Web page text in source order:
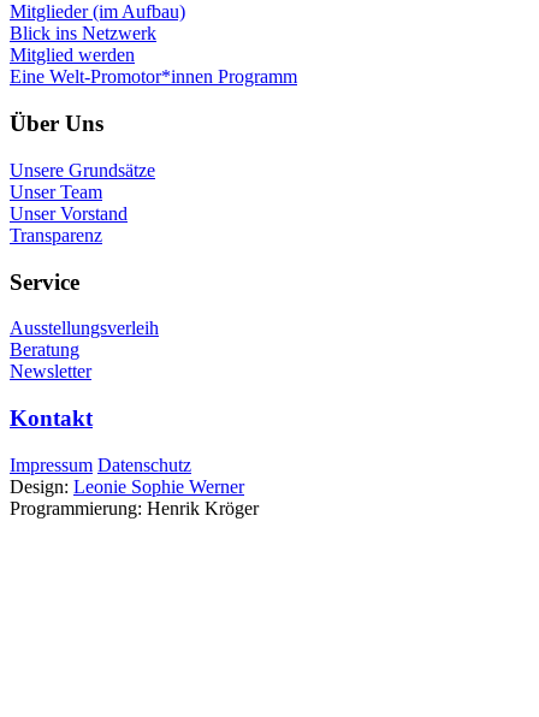
Mitglieder (im Aufbau)
Blick ins Netzwerk
Mitglied werden
Eine Welt-Promotor*innen Programm
Über Uns
Unsere Grundsätze
Unser Team
Unser Vorstand
Transparenz
Service
Ausstellungsverleih
Beratung
Newsletter
Kontakt
Impressum Datenschutz
Design: Leonie Sophie Werner
Programmierung: Henrik Kröger